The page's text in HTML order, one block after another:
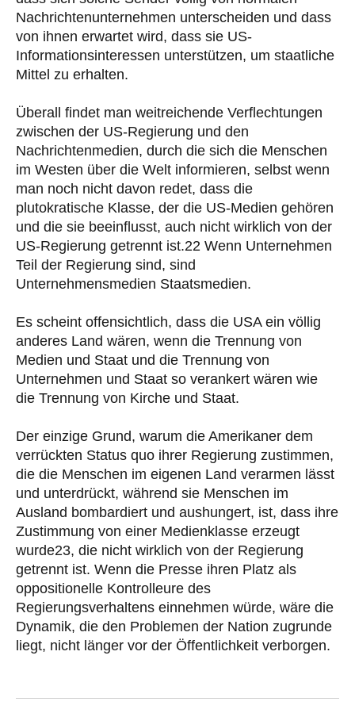
Nachrichtenunternehmen unterscheiden und dass
von ihnen erwartet wird, dass sie US-
Informationsinteressen unterstützen, um staatliche
Mittel zu erhalten.
Überall findet man weitreichende Verflechtungen
zwischen der US-Regierung und den
Nachrichtenmedien, durch die sich die Menschen
im Westen über die Welt informieren, selbst wenn
man noch nicht davon redet, dass die
plutokratische Klasse, der die US-Medien gehören
und die sie beeinflusst, auch nicht wirklich von der
US-Regierung getrennt ist.22 Wenn Unternehmen
Teil der Regierung sind, sind
Unternehmensmedien Staatsmedien.
Es scheint offensichtlich, dass die USA ein völlig
anderes Land wären, wenn die Trennung von
Medien und Staat und die Trennung von
Unternehmen und Staat so verankert wären wie
die Trennung von Kirche und Staat.
Der einzige Grund, warum die Amerikaner dem
verrückten Status quo ihrer Regierung zustimmen,
die die Menschen im eigenen Land verarmen lässt
und unterdrückt, während sie Menschen im
Ausland bombardiert und aushungert, ist, dass ihre
Zustimmung von einer Medienklasse erzeugt
wurde23, die nicht wirklich von der Regierung
getrennt ist. Wenn die Presse ihren Platz als
oppositionelle Kontrolleure des
Regierungsverhaltens einnehmen würde, wäre die
Dynamik, die den Problemen der Nation zugrunde
liegt, nicht länger vor der Öffentlichkeit verborgen.